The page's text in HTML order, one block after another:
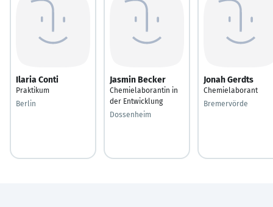
Ilaria Conti
Praktikum
Berlin
Jasmin Becker
Chemielaborantin in
der Entwicklung
Dossenheim
Jonah Gerdts
Chemielaborant
Bremervörde